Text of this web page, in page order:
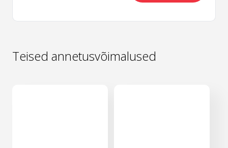
Teised annetusvõimalused